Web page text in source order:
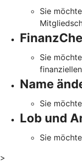
Sie
Sie
Name
Sie
Lob und
Sie
>